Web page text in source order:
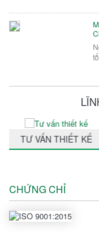
CHỨNG CHỈ